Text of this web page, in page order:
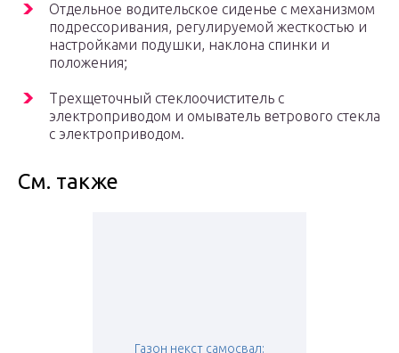
Отдельное водительское сиденье с механизмом
подрессоривания, регулируемой жесткостью и
настройками подушки, наклона спинки и
положения;
Трехщеточный стеклоочиститель с
электроприводом и омыватель ветрового стекла
с электроприводом.
См. также
Газон некст самосвал: